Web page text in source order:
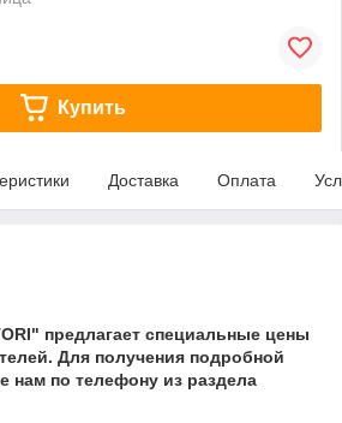
Купить
Доставка Оплата
предлагает специальные цены
Для получения подробной
нам по телефону из раздела